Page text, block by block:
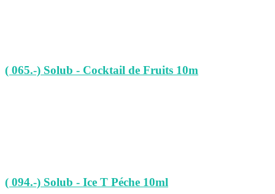
( 065.-) Solub - Cocktail de Fruits 10m
( 094.-) Solub - Ice T Péche 10ml